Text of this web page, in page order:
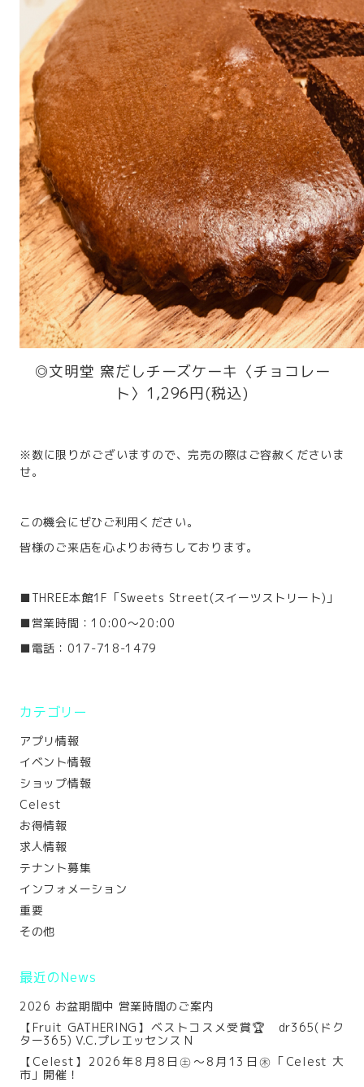
◎文明堂 窯だしチーズケーキ〈チョコレー
ト〉1,296円(税込)
※数に限りがございますので、完売の際はご容赦くださいま
せ。
この機会にぜひご利用ください。
皆様のご来店を心よりお待ちしております。
■THREE本館1F「Sweets Street(スイーツストリート)」
■営業時間：10:00～20:00
■電話：017-718-1479
カテゴリー
アプリ情報
イベント情報
ショップ情報
Celest
お得情報
求人情報
テナント募集
インフォメーション
重要
その他
最近のNews
2026 お盆期間中 営業時間のご案内
【Fruit GATHERING】ベストコスメ受賞🏆 dr365(ドク
ター365) V.C.プレエッセンス N
【Celest】2026年8月8日㊏～8月13日㊍「Celest 大
市」開催！